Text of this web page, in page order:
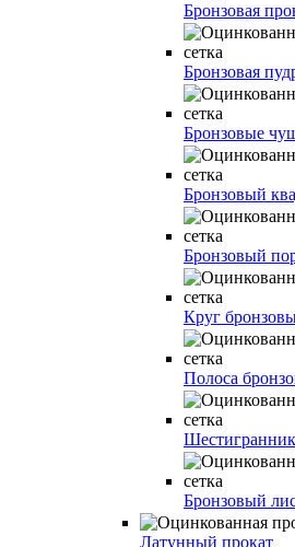
Бронзовая
Бронзовая
Бронзовые
Бронзовый
Бронзовый
Круг
Полоса
Бронзовый
Латунный прокат